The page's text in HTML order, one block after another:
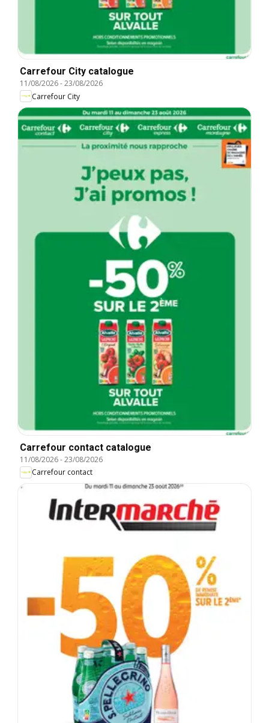
Carrefour City catalogue
11/08/2026-23/08/2026
Carrefour City
Carrefour contact catalogue
11/08/2026-23/08/2026
Carrefour contact